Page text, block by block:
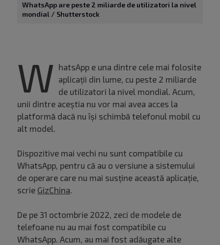
WhatsApp are peste 2 miliarde de utilizatori la nivel
mondial / Shutterstock
W hatsApp e una dintre cele mai folosite
aplicații din lume, cu peste 2 miliarde
de utilizatori la nivel mondial. Acum,
unii dintre aceștia nu vor mai avea acces la
platformă dacă nu își schimbă telefonul mobil cu
alt model.
Dispozitive mai vechi nu sunt compatibile cu
WhatsApp, pentru că au o versiune a sistemului
de operare care nu mai susține această aplicație,
scrie GizChina.
De pe 31 octombrie 2022, zeci de modele de
telefoane nu au mai fost compatibile cu
WhatsApp. Acum, au mai fost adăugate alte